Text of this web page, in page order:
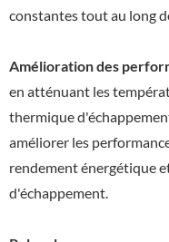
constantes tout au long
Amélioration des
en atténuant les
thermique
améliorer les
rendement énergétique
d'échappement.